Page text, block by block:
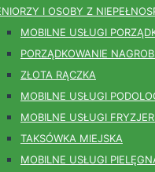
I OSOBY Z
MOBILNE USŁUGI
PORZĄDKOWANIE
ZŁOTA RĄCZKA
MOBILNE USŁUGI
MOBILNE USŁUGI
TAKSÓWKA MIEJSKA
MOBILNE USŁUGI